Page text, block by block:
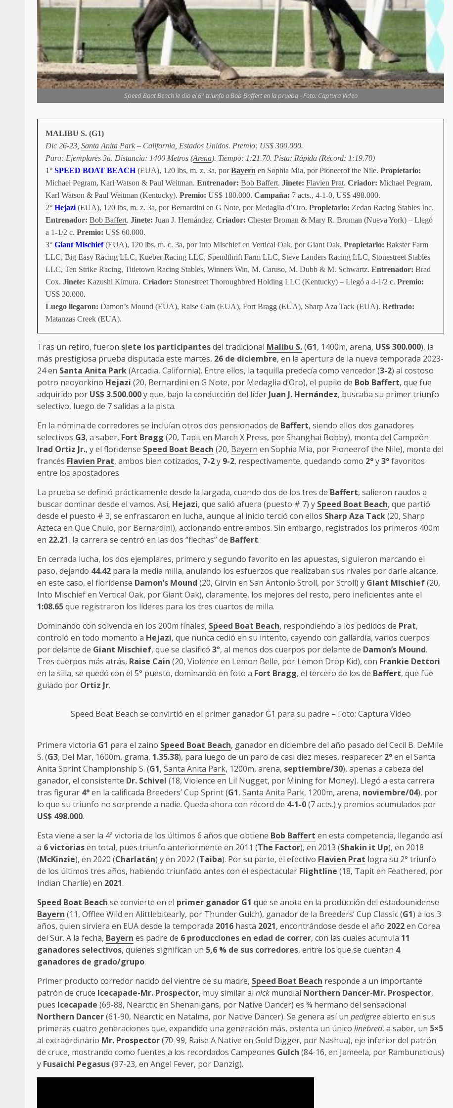
Speed Boat Beach le dio el 6° triunfo a Bob Baffert en la prueba - Foto: Captura Video
MALIBU S. (G1)
Dic 26-23, Santa Anita Park – California, Estados Unidos. Premio: US$ 300.000.
Para: Ejemplares 3a. Distancia: 1400 Metros (Arena). Tiempo: 1:21.70. Pista: Rápida (Récord: 1:19.70)
1° SPEED BOAT BEACH(EUA), 120 lbs, m. z. 3a, porBayern en Sophia Mia, por Pioneerof the Nile. Propietario:
Michael Pegram, Karl Watson & Paul Weitman. Entrenador: Bob Baffert. Jinete: Flavien Prat. Criador: Michael Pegram,
Karl Watson & Paul Weitman (Kentucky). Premio: US$ 180.000. Campaña: 7 acts., 4-1-0, US$ 498.000.
2° Hejazi(EUA), 120 lbs, m. z. 3a, por Bernardini en G Note, por Medaglia d’Oro. Propietario: Zedan Racing Stables Inc.
Entrenador: Bob Baffert. Jinete: Juan J. Hernández. Criador: Chester Broman & Mary R. Broman (Nueva York) – Llegó
a 1-1/2 c. Premio: US$ 60.000.
3° Giant Mischief(EUA), 120 lbs, m. c. 3a, por Into Mischief en Vertical Oak, por Giant Oak. Propietario: Bakster Farm
LLC, Big Easy Racing LLC, Kueber Racing LLC, Spendthrift Farm LLC, Steve Landers Racing LLC, Stonestreet Stables
LLC, Ten Strike Racing, Titletown Racing Stables, Winners Win, M. Caruso, M. Dubb & M. Schwartz. Entrenador: Brad
Cox. Jinete: Kazushi Kimura. Criador: Stonestreet Thoroughbred Holding LLC (Kentucky) – Llegó a 4-1/2 c. Premio:
US$ 30.000.
Luego llegaron: Damon’s Mound (EUA), Raise Cain (EUA), Fort Bragg (EUA), Sharp Aza Tack (EUA). Retirado:
Matanzas Creek (EUA).
Tras un retiro, fueron siete los participantesdel tradicional Malibu S.(G1, 1400m, arena, US$ 300.000), la
más prestigiosa prueba disputada este martes, 26 de diciembre, en la apertura de la nueva temporada 2023-
24 en Santa Anita Park(Arcadia, California). Entre ellos, la taquilla predecía como vencedor (3-2) al costoso
potro neoyorkino Hejazi (20, Bernardini en G Note, por Medaglia d’Oro), el pupilo de Bob Baffert, que fue
adquirido por US$ 3.500.000y que, bajo la conducción del líderJuan J. Hernández, buscaba su primer triunfo
selectivo, luego de 7 salidas a la pista.
En la nómina de corredores se incluían otros dos pensionados de Baffert, siendo ellos dos ganadores
selectivos G3, a saber, Fort Bragg (20, Tapit en March X Press, por Shanghai Bobby), monta del Campeón
Irad Ortiz Jr., y el floridense Speed Boat Beach (20, Bayern en Sophia Mia, por Pioneerof the Nile), monta del
francés Flavien Prat, ambos bien cotizados, 7-2y 9-2, respectivamente, quedando como 2°y3°favoritos
entre los apostadores.
La prueba se definió prácticamente desde la largada, cuando dos de los tres de Baffert, salieron raudos a
buscar dominar desde el vamos. Así, Hejazi, que salió afuera (puesto # 7) y Speed Boat Beach, que partió
desde el puesto # 3, se enfrascaron en lucha, aunque al inicio terció con ellos Sharp Aza Tack(20, Sharp
Azteca en Que Chulo, por Bernardini), accionando entre ambos. Sin embargo, registrados los primeros 400m
en 22.21, la carrera se centró en las dos “flechas” de Baffert.
En cerrada lucha, los dos ejemplares, primero y segundo favorito en las apuestas, siguieron marcando el
paso, dejando 44.42 para la media milla, anulando los esfuerzos que realizaban sus rivales por darle alcance,
en este caso, el floridense Damon’s Mound (20, Girvin en San Antonio Stroll, por Stroll) y Giant Mischief(20,
Into Mischief en Vertical Oak, por Giant Oak), claramente, los mejores del resto, pero ineficientes ante el
1:08.65que registraron los líderes para los tres cuartos de milla.
Dominando con solvencia en los 200m finales, Speed Boat Beach, respondiendo a los pedidos de Prat,
controló en todo momento a Hejazi, que nunca cedió en su intento, cayendo con gallardía, varios cuerpos
por delante de Giant Mischief, que se clasificó 3°, al menos dos cuerpos por delante de Damon’s Mound.
Tres cuerpos más atrás, Raise Cain (20, Violence en Lemon Belle, por Lemon Drop Kid), con Frankie Dettori
en la silla, se quedó con el 5° puesto, dominando en foto a Fort Bragg, el tercero de los de Baffert, que fue
guiado por Ortiz Jr.
Speed Boat Beach se convirtió en el primer ganador G1 para su padre – Foto: Captura Video
Primera victoria G1 para el zaino Speed Boat Beach, ganador en diciembre del año pasado del Cecil B. DeMile
S. (G3, Del Mar, 1600m, grama, 1.35.38), para luego de un paro de casi diez meses, reaparecer 2°en el Santa
Anita Sprint Championship S. (G1, Santa Anita Park, 1200m, arena, septiembre/30), apenas a cabeza del
ganador, el consistente Dr. Schivel (18, Violence en Lil Nugget, por Mining for Money). Llegó a esta carrera
tras figurar 4°en la calificada Breeders’ Cup Sprint (G1, Santa Anita Park, 1200m, arena, noviembre/04), por
lo que su triunfo no sorprende a nadie. Queda ahora con récord de 4-1-0(7 acts.) y premios acumulados por
US$ 498.000.
Esta viene a ser la 4ª victoria de los últimos 6 años que obtiene Bob Baffert en esta competencia, llegando así
a 6 victoriasen total, pues triunfo anteriormente en 2011 (The Factor), en 2013 (Shakin it Up), en 2018
(McKinzie), en 2020 (Charlatán) y en 2022 (Taiba). Por su parte, el efectivo Flavien Prat logra su 2° triunfo
de los últimos tres años, habiendo triunfado antes con el espectacular Flightline (18, Tapit en Feathered, por
Indian Charlie) en 2021.
Speed Boat Beach se convierte en el primer ganador G1 que se anota en la producción del estadounidense
Bayern (11, Offlee Wild en Alittlebitearly, por Thunder Gulch), ganador de la Breeders’ Cup Classic (G1) a los 3
años, quien sirviera en EUA desde la temporada 2016 hasta 2021, encontrándose desde el año 2022en Corea
del Sur. A la fecha, Bayern es padre de 6 producciones en edad de correr, con las cuales acumula 11
ganadores selectivos, quienes significan un 5,6 % de sus corredores, entre los que se cuentan 4
ganadores de grado/grupo.
Primer producto corredor nacido del vientre de su madre, Speed Boat Beach responde a un importante
patrón de cruce Icecapade-Mr. Prospector, muy similar al nick mundial Northern Dancer-Mr. Prospector,
pues Icecapade (69-88, Nearctic en Shenanigans, por Native Dancer) es ¾ hermano del sensacional
Northern Dancer(61-90, Nearctic en Natalma, por Native Dancer). Se genera así un pedigreeabierto en sus
primeras cuatro generaciones que, expandido una generación más, ostenta un único linebred, a saber, un 5×5
al extraordinario Mr. Prospector(70-99, Raise A Native en Gold Digger, por Nashua), eje inferior del patrón
de cruce, mostrando como fuentes a los recordados Campeones Gulch (84-16, en Jameela, por Rambunctious)
y Fusaichi Pegasus(97-23, en Angel Fever, por Danzig).